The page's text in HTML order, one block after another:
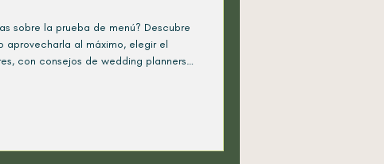
sobre la prueba de menú? Descubre
al máximo, elegir el
con consejos de wedding planners